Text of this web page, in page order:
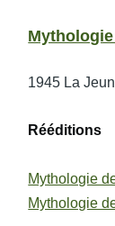
1945 La
Rééditions
Mythologie
Mythologie